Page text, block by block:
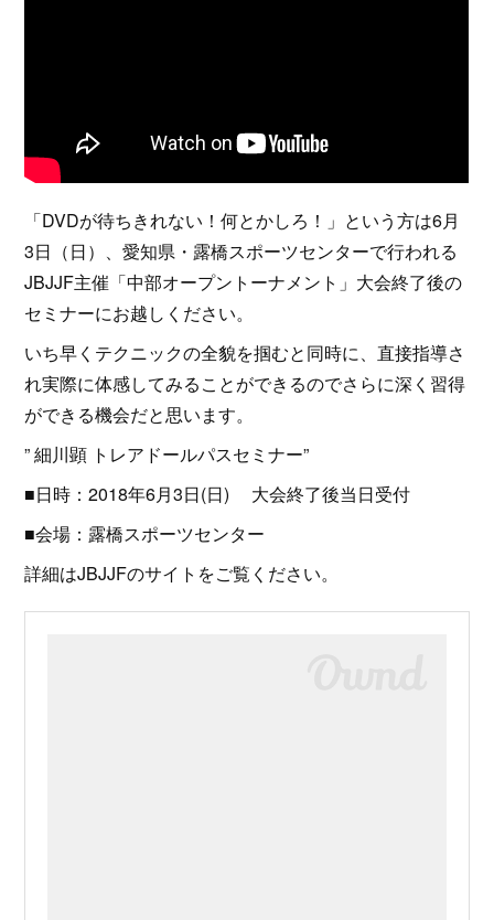
「DVDが待ちきれない！何とかしろ！」という方は6月
3日（日）、愛知県・露橋スポーツセンターで行われる
JBJJF主催「中部オープントーナメント」大会終了後の
セミナーにお越しください。
いち早くテクニックの全貌を掴むと同時に、直接指導さ
れ実際に体感してみることができるのでさらに深く習得
ができる機会だと思います。
” 細川顕 トレアドールパスセミナー”
■日時：2018年6月3日(日) 大会終了後当日受付
■会場：露橋スポーツセンター
詳細はJBJJFのサイトをご覧ください。